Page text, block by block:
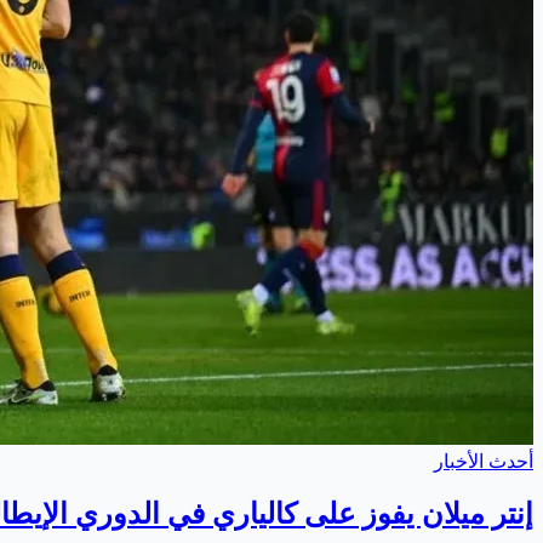
أحدث الأخبار
إنتر ميلان يفوز على كالياري في الدوري